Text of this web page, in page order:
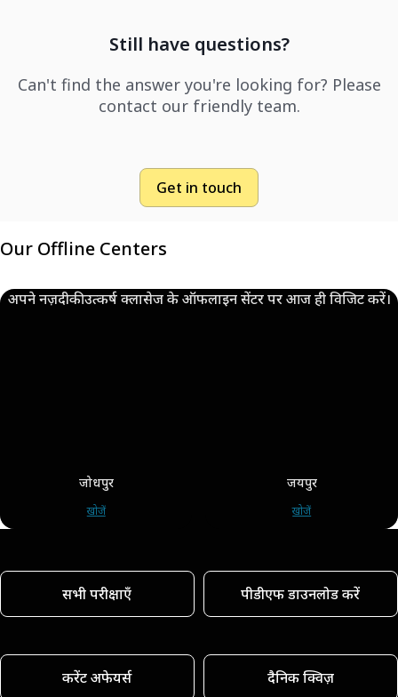
Still have questions?
Can't find the answer you're looking for? Please
contact our friendly team.
Get in touch
Our Offline Centers
अपने नज़दीकी उत्कर्ष क्लासेज के ऑफलाइन सेंटर पर आज ही विजिट करें।
जोधपुर
खोजें
जयपुर
खोजें
सभी परीक्षाएँ पीडीएफ डाउनलोड करें
करेंट अफेयर्स दैनिक क्विज़